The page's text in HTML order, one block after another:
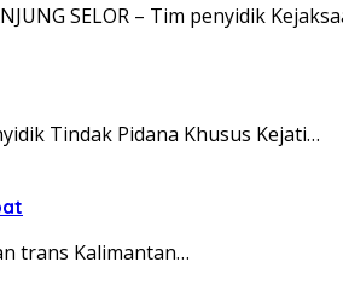
SELOR – Tim penyidik
Tindak Pidana Khusus Kejati…
trans Kalimantan…